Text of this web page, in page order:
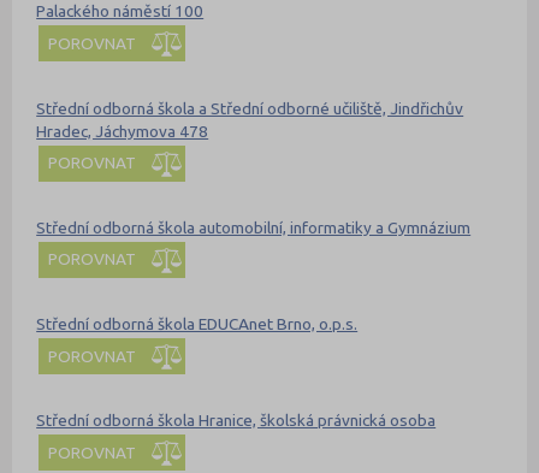
Palackého náměstí 100
POROVNAT
Střední odborná škola a Střední odborné učiliště, Jindřichův
Hradec, Jáchymova 478
POROVNAT
Střední odborná škola automobilní, informatiky a Gymnázium
POROVNAT
Střední odborná škola EDUCAnet Brno, o.p.s.
POROVNAT
Střední odborná škola Hranice, školská právnická osoba
POROVNAT